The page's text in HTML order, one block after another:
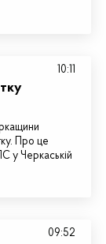
Про це
у Черкаській
10:11
09:52